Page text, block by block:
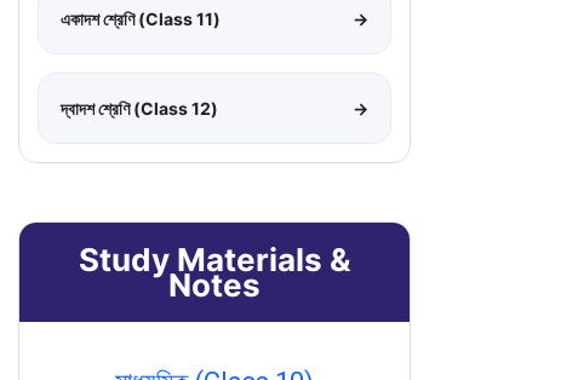
একাদশ শ্রেণি (Class 11) →
দ্বাদশ শ্রেণি (Class 12) →
Study Materials &
Notes